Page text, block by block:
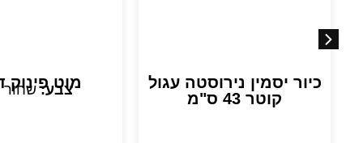
כיור יסמין נירוסטה עגול
קוטר 43 ס"מ
מוט פינוק
צבע: